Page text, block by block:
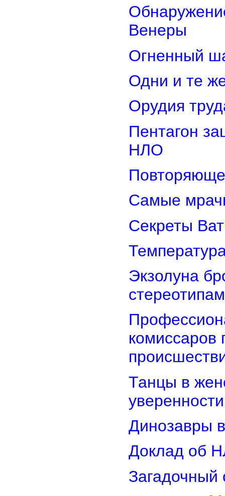
Венеры
Огненный
Одни и те
Орудия
Пентагон
НЛО
Самые
Секреты
Экзолуна
стереотипам
комиссаров
Танцы в
Динозавры
Доклад об
Загадочный